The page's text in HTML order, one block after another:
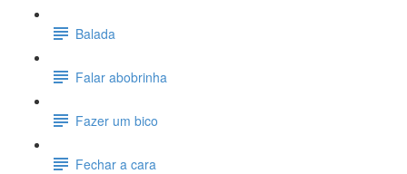
Balada
Falar abobrinha
Fazer um bico
Fechar a cara